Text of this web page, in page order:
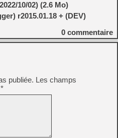
10/02) (2.6 Mo)
r2015.01.18 + (DEV)
0 commentaire
publiée. Les champs
*